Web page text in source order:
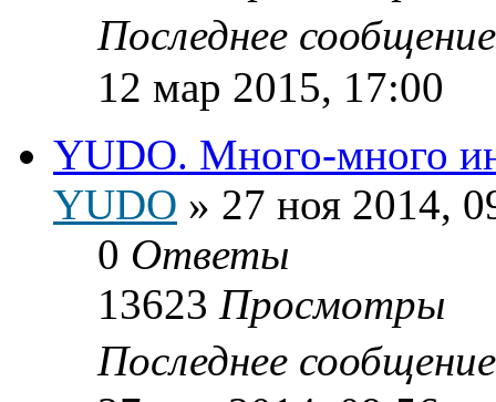
Последнее
12 мар 2015, 17:00
YUDO. Много-много
YUDO » 27 ноя 2014,
0 Ответы
13623 Просмотры
Последнее